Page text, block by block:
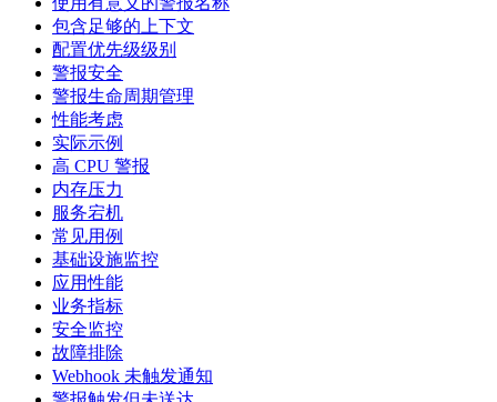
包含足够的上下文
配置优先级级别
警报安全
警报生命周期管理
性能考虑
实际示例
高 CPU 警报
内存压力
服务宕机
常见用例
基础设施监控
应用性能
业务指标
安全监控
故障排除
Webhook 未触发通知